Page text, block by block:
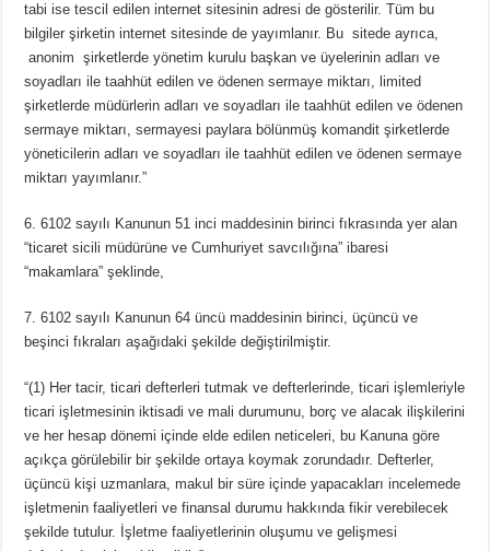
tabi ise tescil edilen internet sitesinin adresi de gösterilir. Tüm bu
bilgiler şirketin internet sitesinde de yayımlanır. Bu sitede ayrıca,
anonim şirketlerde yönetim kurulu başkan ve üyelerinin adları ve
soyadları ile taahhüt edilen ve ödenen sermaye miktarı, limited
şirketlerde müdürlerin adları ve soyadları ile taahhüt edilen ve ödenen
sermaye miktarı, sermayesi paylara bölünmüş komandit şirketlerde
yöneticilerin adları ve soyadları ile taahhüt edilen ve ödenen sermaye
miktarı yayımlanır.”
6. 6102 sayılı Kanunun 51 inci maddesinin birinci fıkrasında yer alan
“ticaret sicili müdürüne ve Cumhuriyet savcılığına” ibaresi
“makamlara” şeklinde,
7. 6102 sayılı Kanunun 64 üncü maddesinin birinci, üçüncü ve
beşinci fıkraları aşağıdaki şekilde değiştirilmiştir.
“(1) Her tacir, ticari defterleri tutmak ve defterlerinde, ticari işlemleriyle
ticari işletmesinin iktisadi ve mali durumunu, borç ve alacak ilişkilerini
ve her hesap dönemi içinde elde edilen neticeleri, bu Kanuna göre
açıkça görülebilir bir şekilde ortaya koymak zorundadır. Defterler,
üçüncü kişi uzmanlara, makul bir süre içinde yapacakları incelemede
işletmenin faaliyetleri ve finansal durumu hakkında fikir verebilecek
şekilde tutulur. İşletme faaliyetlerinin oluşumu ve gelişmesi